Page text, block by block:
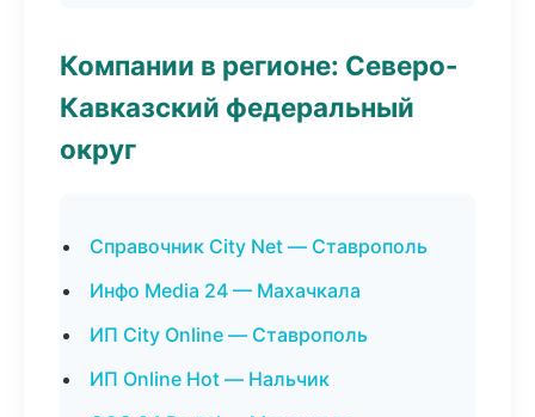
Компании в регионе: Северо-
Кавказский федеральный
округ
Справочник City Net — Ставрополь
Инфо Media 24 — Махачкала
ИП City Online — Ставрополь
ИП Online Hot — Нальчик